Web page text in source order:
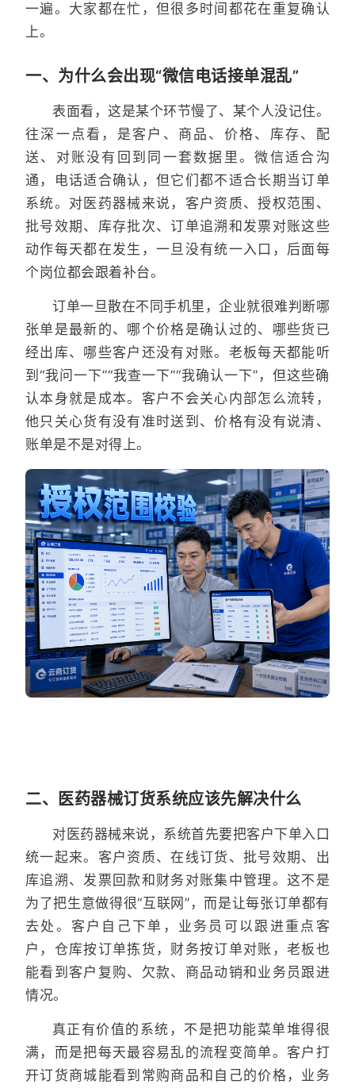
一遍。大家都在忙，但很多时间都花在重复确认
上。
一、为什么会出现“微信电话接单混乱”
表面看，这是某个环节慢了、某个人没记住。
往深一点看，是客户、商品、价格、库存、配
送、对账没有回到同一套数据里。微信适合沟
通，电话适合确认，但它们都不适合长期当订单
系统。对医药器械来说，客户资质、授权范围、
批号效期、库存批次、订单追溯和发票对账这些
动作每天都在发生，一旦没有统一入口，后面每
个岗位都会跟着补台。
订单一旦散在不同手机里，企业就很难判断哪
张单是最新的、哪个价格是确认过的、哪些货已
经出库、哪些客户还没有对账。老板每天都能听
到“我问一下”“我查一下”“我确认一下”，但这些确
认本身就是成本。客户不会关心内部怎么流转，
他只关心货有没有准时送到、价格有没有说清、
账单是不是对得上。
二、医药器械订货系统应该先解决什么
对医药器械来说，系统首先要把客户下单入口
统一起来。客户资质、在线订货、批号效期、出
库追溯、发票回款和财务对账集中管理。这不是
为了把生意做得很“互联网”，而是让每张订单都有
去处。客户自己下单，业务员可以跟进重点客
户，仓库按订单拣货，财务按订单对账，老板也
能看到客户复购、欠款、商品动销和业务员跟进
情况。
真正有价值的系统，不是把功能菜单堆得很
满，而是把每天最容易乱的流程变简单。客户打
开订货商城能看到常购商品和自己的价格，业务